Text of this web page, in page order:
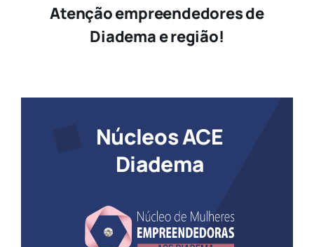
Atenção empreendedores de
Diadema e região!
Núcleos ACE
Diadema